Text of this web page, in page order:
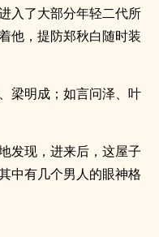
入了大部分年轻二代所
他，提防郑秋白随时装
梁明成；如言问泽、叶
发现，进来后，这屋子
中有几个男人的眼神格